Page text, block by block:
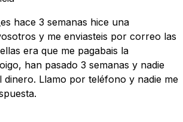
hace 3 semanas hice una
y me enviasteis por correo las
era que me pagabais la
han pasado 3 semanas y nadie
dinero. Llamo por teléfono y nadie me